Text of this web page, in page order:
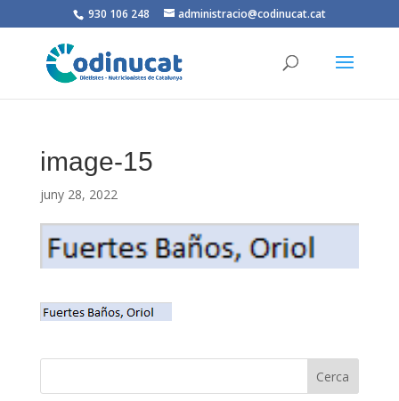
930 106 248 administracio@codinucat.cat
image-15
juny 28, 2022